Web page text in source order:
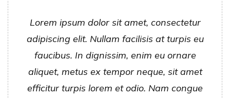
Lorem ipsum dolor sit amet, consectetur
adipiscing elit. Nullam facilisis at turpis eu
faucibus. In dignissim, enim eu ornare
aliquet, metus ex tempor neque, sit amet
efficitur turpis lorem et odio. Nam congue